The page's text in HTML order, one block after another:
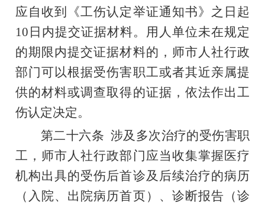
应自收到《工伤认定举证通知书》之日起
10 日内提交证据材料。用人单位未在规定
的期限内提交证据材料的，师市人社行政
部门可以根据受伤害职工或者其近亲属提
供的材料或调查取得的证据，依法作出工
伤认定决定。
第二十六条 涉及多次治疗的受伤害职
工，师市人社行政部门应当收集掌握医疗
机构出具的受伤后首诊及后续治疗的病历
（入院、出院病历首页）、诊断报告（诊